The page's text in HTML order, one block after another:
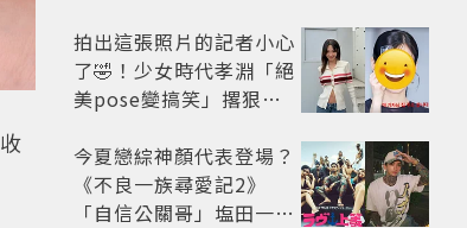
怒了😡
拍出這張照片的記者小心
了🤣！少女時代孝淵「絕
美pose變搞笑」撂狠
今夏戀綜神顏代表登場？
《不良一族尋愛記2》
「自信公關哥」塩田一馬